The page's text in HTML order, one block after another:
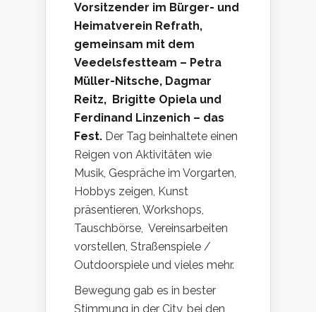
Vorsitzender im Bürger- und
Heimatverein Refrath,
gemeinsam mit dem
Veedelsfestteam – Petra
Müller-Nitsche, Dagmar
Reitz, Brigitte Opiela und
Ferdinand Linzenich – das
Fest. Der Tag beinhaltete einen
Reigen von Aktivitäten wie
Musik, Gespräche im Vorgarten,
Hobbys zeigen, Kunst
präsentieren, Workshops,
Tauschbörse, Vereinsarbeiten
vorstellen, Straßenspiele /
Outdoorspiele und vieles mehr.
Bewegung gab es in bester
Stimmung in der City, bei den